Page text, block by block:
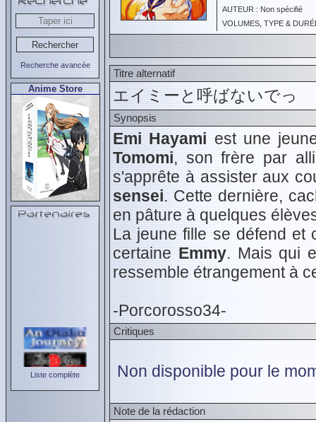
Recherche avancée
Anime Store
Liste complète
AUTEUR : Non spécifié
VOLUMES, TYPE &
Titre alternatif
エイミーと呼ばないでっ
Synopsis
Emi Hayami est une
Tomomi, son frère par
s'apprête à assister aux
sensei. Cette dernière,
en pâture à quelques
La jeune fille se défend et
certaine Emmy. Mais qui
ressemble étrangement à
-Porcorosso34-
Critiques
Non disponible pour le
Note de la rédaction